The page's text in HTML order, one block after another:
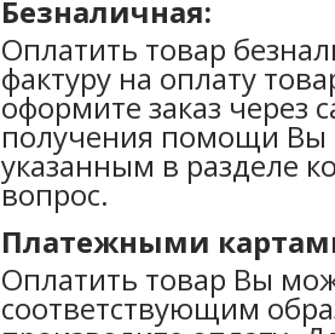
Безналичная:
Оплатить товар
фактуру на оплату
оформите заказ через
получения помощи Вы
указанным в разделе
вопрос.
Платежными
Оплатить товар Вы
соответствующим